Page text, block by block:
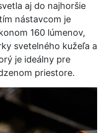
aj do najhoršie
nástavcom je
160 lúmenov,
svetelného kužeľa a
je ideálny pre
priestore.